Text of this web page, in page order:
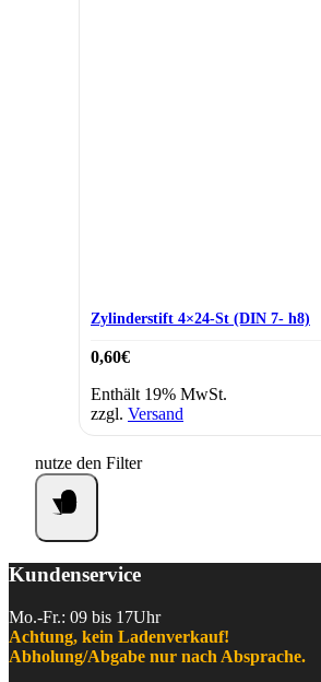
Zylinderstift 4×24-St (DIN 7- h8)
0,60€
Enthält 19% MwSt.
zzgl. Versand
nutze den Filter
Kundenservice
Mo.-Fr.: 09 bis 17Uhr
Achtung, kein Ladenverkauf!
Abholung/Abgabe nur nach Absprache.